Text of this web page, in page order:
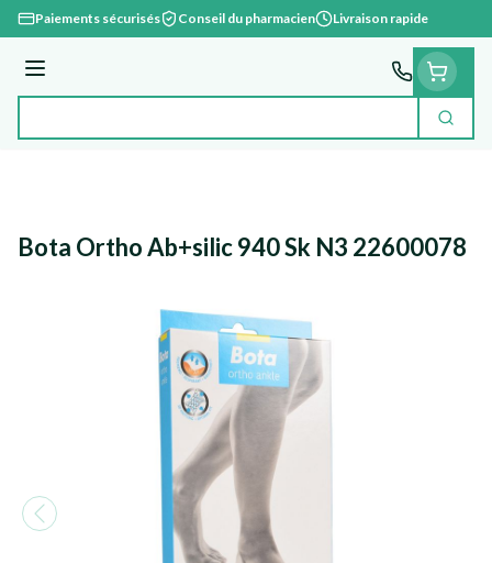
Aller au contenu
Paiements sécurisés Conseil du pharmacien Livraison rapide
Menu
Bota Ortho Ab+silic 940 Sk N3 22600078